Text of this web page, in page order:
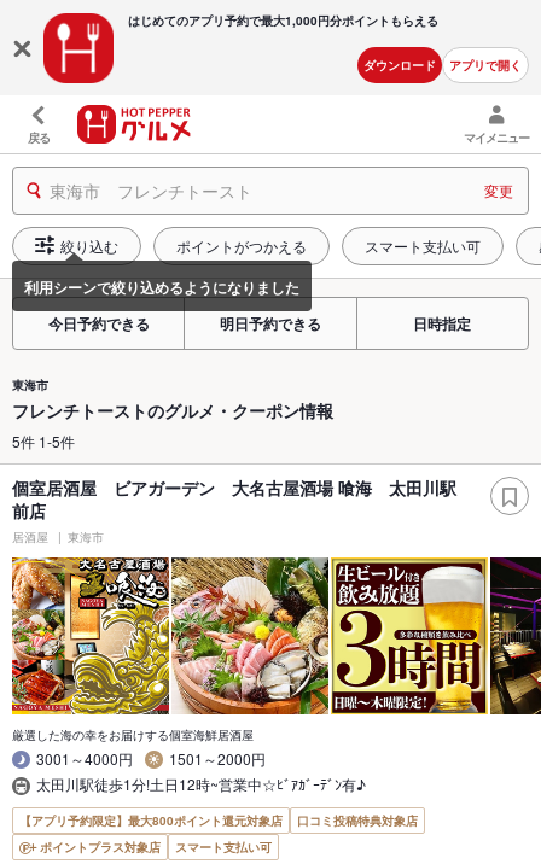
はじめてのアプリ予約で最大1,000円分ポイントもらえる
ダウンロード アプリで開く
戻る マイメニュー
東海市 フレンチトースト 変更
絞り込む ポイントがつかえる スマート支払い可
今日予約できる 明日予約できる 日時指定
東海市
フレンチトーストのグルメ・クーポン情報
5件 1-5件
個室居酒屋 ビアガーデン 大名古屋酒場 喰海 太田川駅
前店
居酒屋 東海市
厳選した海の幸をお届けする個室海鮮居酒屋
3001～4000円
1501～2000円
太田川駅徒歩1分!土日12時~営業中☆ﾋﾞｱｶﾞｰﾃﾞﾝ有♪
【アプリ予約限定】最大800ポイント還元対象店
口コミ投稿特典対象店
ポイントプラス対象店
スマート支払い可